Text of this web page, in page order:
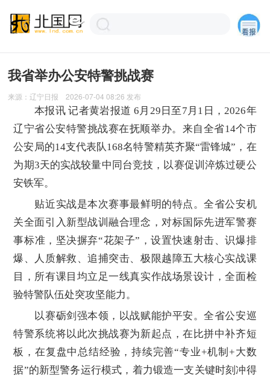
我省举办公安特警挑战赛
来源：辽宁日报 2026-07-04 08:26 发布
本报讯 记者黄岩报道 6月29日至7月1日，2026年
辽宁省公安特警挑战赛在抚顺举办。来自全省14个市
公安局的14支代表队168名特警精英齐聚“雷锋城”，在
为期3天的实战较量中同台竞技，以赛促训淬炼过硬公
安铁军。
贴近实战是本次赛事最鲜明的特点。全省公安机
关全面引入新型战训融合理念，对标国际先进军警赛
事标准，坚决摒弃“花架子”，设置快速射击、识爆排
爆、人质解救、追捕突击、极限越障五大核心实战课
目，所有课目均立足一线真实作战场景设计，全面检
验特警队伍处突攻坚能力。
以赛砺剑强本领，以战赋能护平安。全省公安巡
特警系统将以此次挑战赛为新起点，在比拼中补齐短
板，在复盘中总结经验，持续完善“专业+机制+大数
据”的新型警务运行模式，着力锻造一支关键时刻冲得